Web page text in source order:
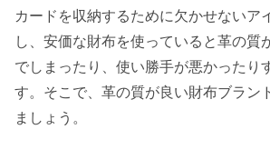
カードを収納するために欠かせないア
し、安価な財布を使っていると革の質
でしまったり、使い勝手が悪かったり
す。そこで、革の質が良い財布ブラン
ましょう。